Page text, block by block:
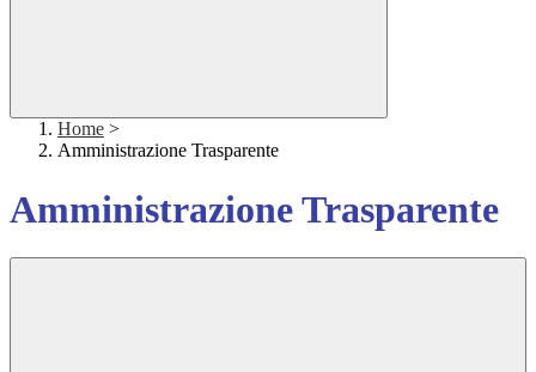
Home >
Amministrazione Trasparente
Amministrazione Trasparente